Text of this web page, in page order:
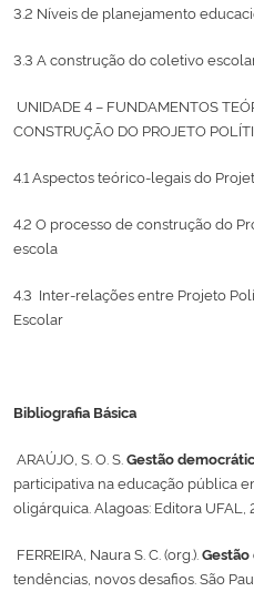
3.2 Níveis de planejamento
3.3 A construção do coletivo
UNIDADE 4 – FUNDAMENTOS
CONSTRUÇÃO DO PROJETO
4.1 Aspectos teórico-legais do
4.2 O processo de construção do
escola
4.3 Inter-relações entre Projeto
Escolar
Bibliografia Básica
ARAÚJO, S. O. S. Gestão
participativa na educação pública
oligárquica. Alagoas: Editora UFAL,
FERREIRA, Naura S. C. (org.).
tendências, novos desafios. São